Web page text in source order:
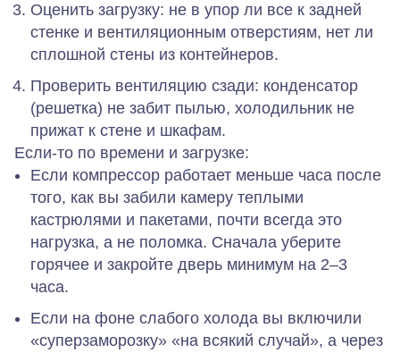
Оценить загрузку: не в упор ли все к задней
стенке и вентиляционным отверстиям, нет ли
сплошной стены из контейнеров.
Проверить вентиляцию сзади: конденсатор
(решетка) не забит пылью, холодильник не
прижат к стене и шкафам.
Если‑то по времени и загрузке:
Если компрессор работает меньше часа после
того, как вы забили камеру теплыми
кастрюлями и пакетами, почти всегда это
нагрузка, а не поломка. Сначала уберите
горячее и закройте дверь минимум на 2–3
часа.
Если на фоне слабого холода вы включили
«суперзаморозку» «на всякий случай», а через